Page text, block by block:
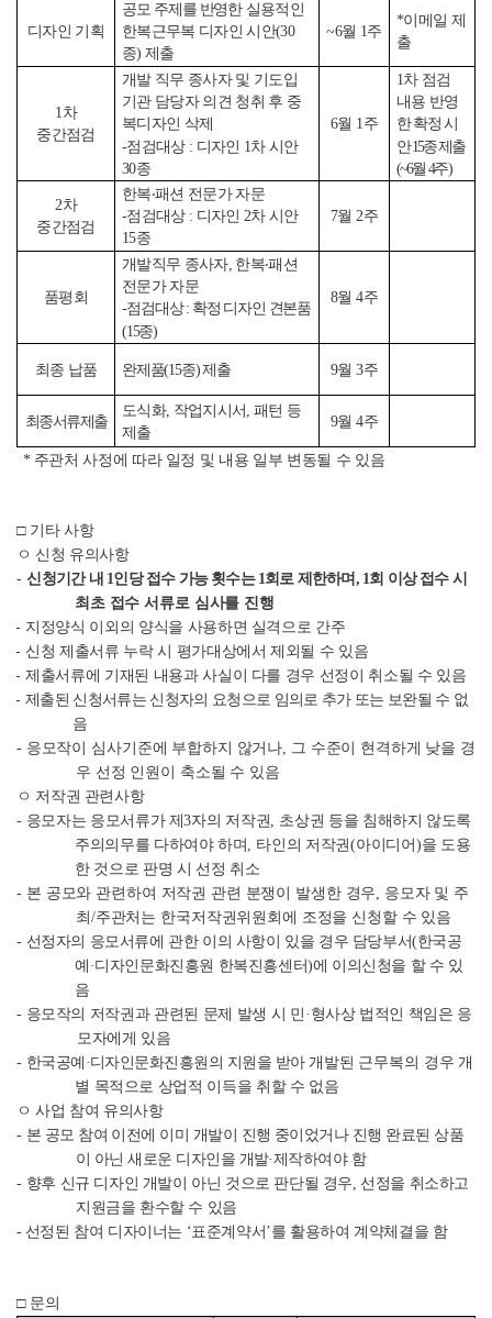
디자인 기획
공모 주제를 반영한 실용적인
한복근무복 디자인 시안(30
종)제출
~6월 1주
*이메일 제
출
1차
중간점검
개발 직무 종사자 및 기도입
기관 담당자 의견 청취 후 중
복디자인 삭제
-점검대상 : 디자인 1 차 시안
30종
6월 1주
1차 점검
내용 반영
한 확정시
안15종 제출
(~6월 4주)
2차
중간점검
한복‧패션 전문가 자문
-점검대상 : 디자인2차 시안
15종
7월2주
품평회
개발직무 종사자, 한복‧패션
전문가 자문
-점검대상: 확정 디자인 견본품
(15종)
8월4주
최종 납품 완제품(15종)제출 9월3주
최종 서류 제출
도식화, 작업지시서 ,패턴 등
제출
9월4주
* 주관처 사정에 따라 일정 및 내용 일부 변동될 수 있음
□ 기타 사항
ㅇ 신청 유의사항
- 신청기간 내 1인당 접수 가능 횟수는 1회로 제한하며 , 1회 이상 접수 시
최초 접수 서류로 심사를 진행
- 지정양식 이외의 양식을 사용하면 실격으로 간주
- 신청 제출서류 누락 시 평가대상에서 제외될 수 있음
-제출서류에 기재된 내용과 사실이 다를 경우 선정이 취소될 수 있음
-제출된 신청서류는 신청자의 요청으로 임의로 추가 또는 보완될 수 없
음
- 응모작이 심사기준에 부합하지 않거나, 그 수준이 현격하게 낮을 경
우 선정 인원이 축소될 수 있음
ㅇ 저작권 관련사항
- 응모자는 응모서류가 제3자의 저작권, 초상권 등을 침해하지 않도록
주의의무를 다하여야 하며 , 타인의 저작권(아이디어 )을 도용
한 것으로 판명 시 선정 취소
- 본 공모와 관련하여 저작권 관련 분쟁이 발생한 경우, 응모자 및 주
최 /주관처는 한국저작권위원회에 조정을 신청할 수 있음
- 선정자의 응모서류에 관한 이의 사항이 있을 경우 담당부서(한국공
예 ·디자인문화진흥원 한복진흥센터)에 이의신청을 할 수 있
음
- 응모작의 저작권과 관련된 문제 발생 시 민 · 형사상 법적인 책임은 응
모자에게 있음
- 한국공예 ·디자인문화진흥원의 지원을 받아 개발된 근무복의 경우 개
별 목적으로 상업적 이득을 취할 수 없음
ㅇ 사업 참여 유의사항
- 본 공모 참여 이전에 이미 개발이 진행 중이었거나 진행 완료된 상품
이 아닌 새로운 디자인을 개발·제작하여야 함
- 향후 신규 디자인 개발이 아닌 것으로 판단될 경우, 선정을 취소하고
지원금을 환수할 수 있음
- 선정된 참여 디자이너는 ‘표준계약서 ’를 활용하여 계약체결을 함
□ 문의